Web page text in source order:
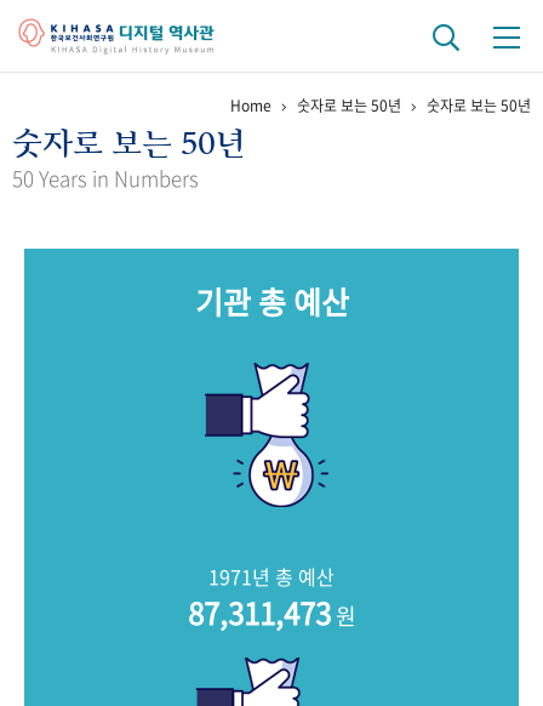
걸어온 길 기관 변천사 역대 기관장
키워드로 보는 연구 역사
문서 기록물 행정박물
Home 숫자로 보는 50년 숫자로 보는 50년
숫자로 보는 50년
50 Years in Numbers
기관 총 예산
1971년 총 예산
87,311,473원